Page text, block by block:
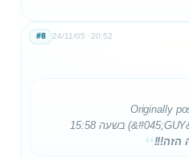
24/11/05 20:52
#8
Originally
הזה!!!